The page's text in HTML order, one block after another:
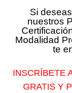
Si
nuestros
Modalidad
te
INSCRÍBETE
GRATIS Y